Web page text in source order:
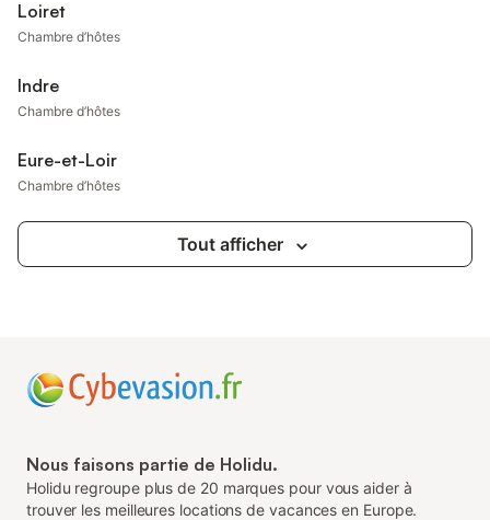
Loiret
Chambre d’hôtes
Indre
Chambre d’hôtes
Eure-et-Loir
Chambre d’hôtes
Tout afficher
Nous faisons partie de Holidu.
Holidu regroupe plus de 20 marques pour vous aider à
trouver les meilleures locations de vacances en Europe.